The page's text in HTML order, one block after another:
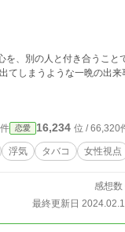
を、別の人と付き合うこと
しまうような一晩の出来
恋愛 16,234 位 / 66,320
浮気 タバコ 女性視点
感想数
最終更新日